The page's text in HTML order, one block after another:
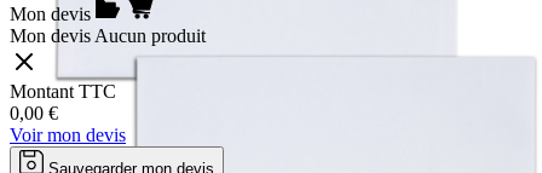
Mon devis
Mon devis Aucun produit
Montant TTC
0,00 €
Voir mon devis
Sauvegarder mon devis